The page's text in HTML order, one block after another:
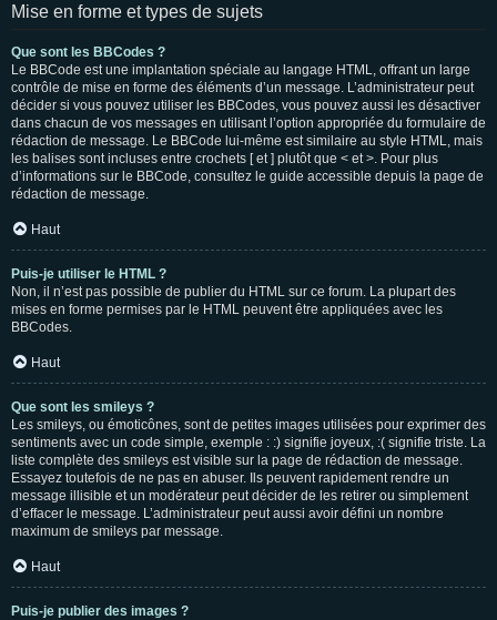
Mise en forme et types de sujets
Que sont les BBCodes ?
Le BBCode est une implantation spéciale au langage HTML, offrant un large
contrôle de mise en forme des éléments d’un message. L’administrateur peut
décider si vous pouvez utiliser les BBCodes, vous pouvez aussi les désactiver
dans chacun de vos messages en utilisant l’option appropriée du formulaire de
rédaction de message. Le BBCode lui-même est similaire au style HTML, mais
les balises sont incluses entre crochets [ et ] plutôt que < et >. Pour plus
d’informations sur le BBCode, consultez le guide accessible depuis la page de
rédaction de message.
Haut
Puis-je utiliser le HTML ?
Non, il n’est pas possible de publier du HTML sur ce forum. La plupart des
mises en forme permises par le HTML peuvent être appliquées avec les
BBCodes.
Haut
Que sont les smileys ?
Les smileys, ou émoticônes, sont de petites images utilisées pour exprimer des
sentiments avec un code simple, exemple : :) signifie joyeux, :( signifie triste. La
liste complète des smileys est visible sur la page de rédaction de message.
Essayez toutefois de ne pas en abuser. Ils peuvent rapidement rendre un
message illisible et un modérateur peut décider de les retirer ou simplement
d’effacer le message. L’administrateur peut aussi avoir défini un nombre
maximum de smileys par message.
Haut
Puis-je publier des images ?